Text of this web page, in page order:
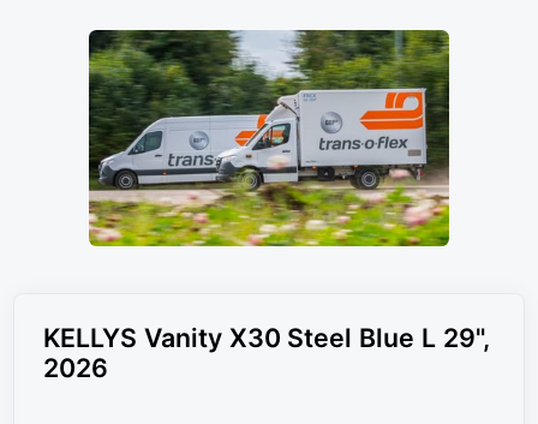
KELLYS Vanity X30 Steel Blue L 29",
2026